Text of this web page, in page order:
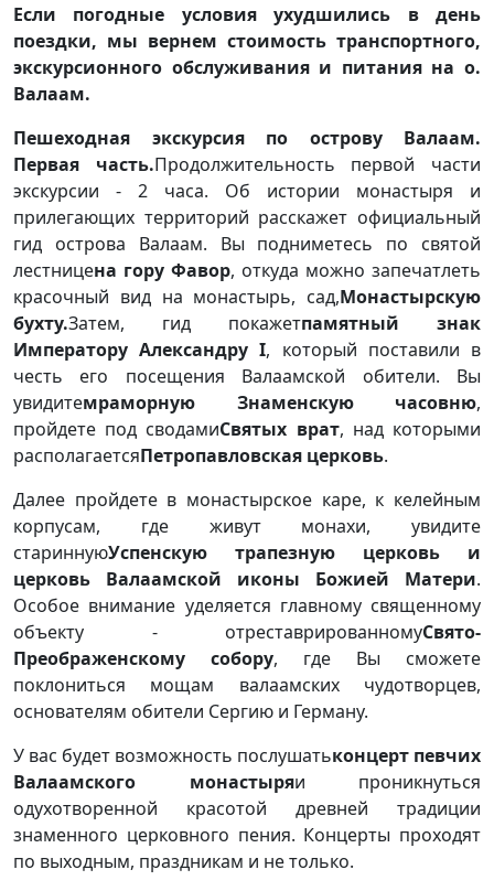
Если погодные условия ухудшились в день
поездки, мы вернем стоимость транспортного,
экскурсионного обслуживания и питания на о.
Валаам.
Пешеходная экскурсия по острову Валаам.
Первая часть.Продолжительность первой части
экскурсии - 2 часа. Об истории монастыря и
прилегающих территорий расскажет официальный
гид острова Валаам. Вы подниметесь по святой
лестницена гору Фавор, откуда можно запечатлеть
красочный вид на монастырь, сад,Монастырскую
бухту.Затем, гид покажетпамятный знак
Императору Александру I, который поставили в
честь его посещения Валаамской обители. Вы
увидитемраморную Знаменскую часовню,
пройдете под сводамиСвятых врат, над которыми
располагаетсяПетропавловская церковь.
Далее пройдете в монастырское каре, к келейным
корпусам, где живут монахи, увидите
стариннуюУспенскую трапезную церковь и
церковь Валаамской иконы Божией Матери.
Особое внимание уделяется главному священному
объекту - отреставрированномуСвято-
Преображенскому собору, где Вы сможете
поклониться мощам валаамских чудотворцев,
основателям обители Сергию и Герману.
У вас будет возможность послушатьконцерт певчих
Валаамского монастыряи проникнуться
одухотворенной красотой древней традиции
знаменного церковного пения. Концерты проходят
по выходным, праздникам и не только.